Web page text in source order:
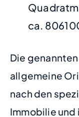
ca.
Die
allgemeine
nach den
Immobilie und